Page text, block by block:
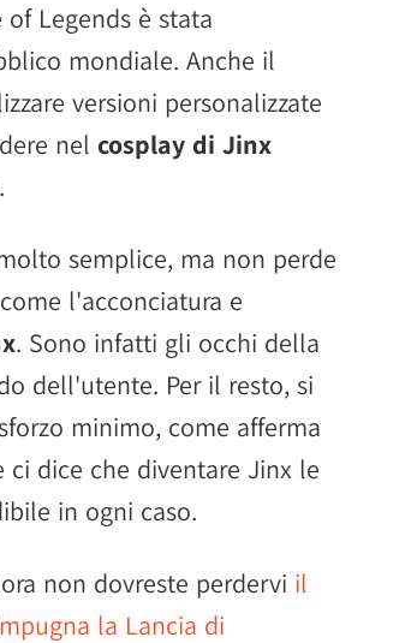
Legends è stata
mondiale. Anche il
versioni personalizzate
nel cosplay di Jinx
.
semplice, ma non perde
l'acconciatura e
. Sono infatti gli occhi della
dell'utente. Per il resto, si
minimo, come afferma
dice che diventare Jinx le
in ogni caso.
non dovreste perdervi il
la Lancia di